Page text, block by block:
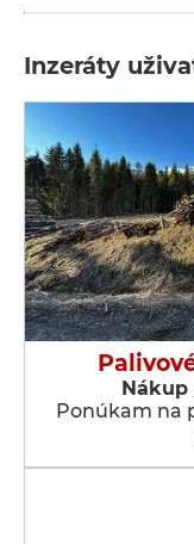
Inzeráty
Nákup
Ponúkam na